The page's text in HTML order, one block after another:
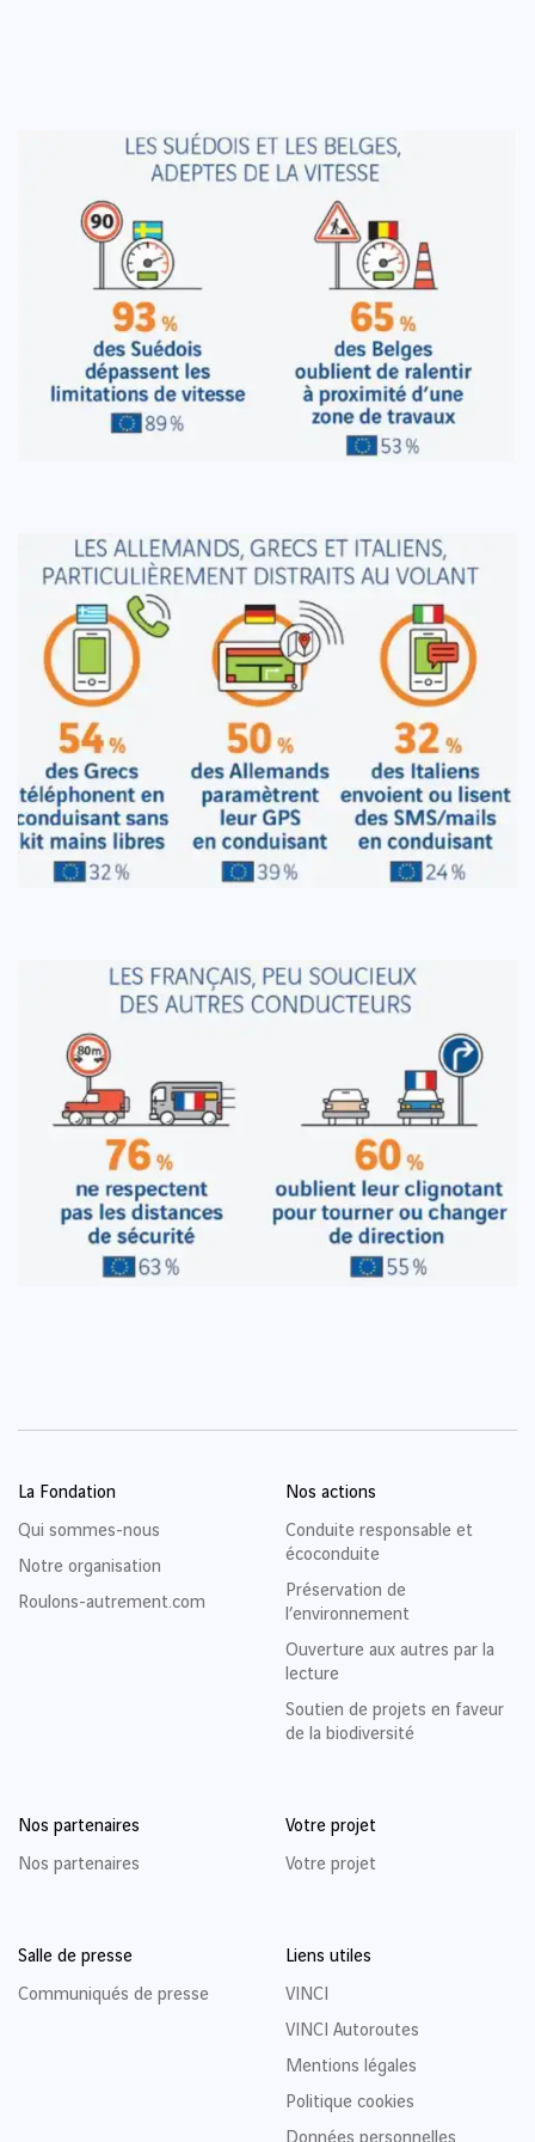
La Fondation
Qui sommes-nous
Notre organisation
Roulons-autrement.com
Nos actions
Conduite responsable et
écoconduite
Préservation de
l’environnement
Ouverture aux autres par la
lecture
Soutien de projets en faveur
de la biodiversité
Nos partenaires
Nos partenaires
Votre projet
Votre projet
Salle de presse
Communiqués de presse
Liens utiles
VINCI
VINCI Autoroutes
Mentions légales
Politique cookies